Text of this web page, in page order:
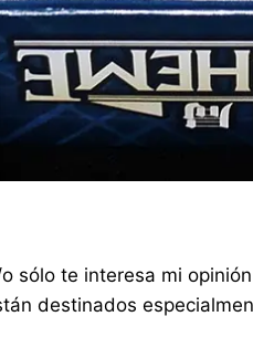
sólo te interesa mi
destinados